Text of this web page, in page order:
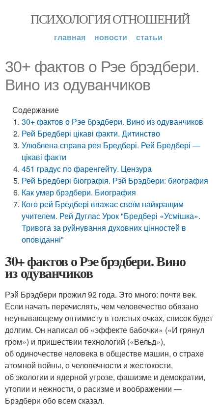
ПСИХОЛОГИЯ ОТНОШЕНИЙ
главная новости статьи
30+ фактов о Рэе брэдбери.
Вино из одуванчиков
Содержание
30+ фактов о Рэе брэдбери. Вино из одуванчиков
Рей Бредбері цікаві факти. Дитинство
Улюблена справа рея Бредбері. Рей Бредбері —
цікаві факти
451 градус по фаренгейту. Цензура
Рей Бредбері біографія. Рэй Брэдбери: биография
Как умер брэдбери. Биография
Кого рей Бредбері вважає своїм найкращим
учителем. Рей Дуглас Урок "Бредбері «Усмішка».
Тривога за руйнування духовних цінностей в
оповіданні"
30+ фактов о Рэе брэдбери. Вино
из одуванчиков
Рэй Брэдбери прожил 92 года. Это много: почти век.
Если начать перечислять, чем человечество обязано
неунывающему оптимисту в толстых очках, список будет
долгим. Он написал об «эффекте бабочки» («И грянул
гром») и пришествии технологий («Вельд»),
об одиночестве человека в обществе машин, о страхе
атомной войны, о человечности и жестокости,
об экологии и ядерной угрозе, фашизме и демократии,
утопии и нежности, о расизме и воображении —
Брэдбери обо всем сказал.